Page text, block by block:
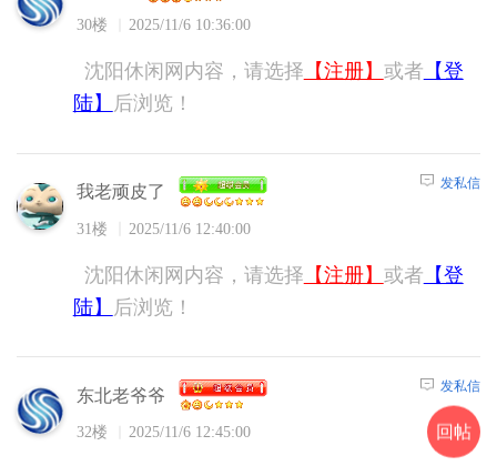
30楼 2025/11/6 10:36:00
沈阳休闲网内容，请选择 【注册】 或者 【登
陆】
后浏览！
我老顽皮了
31楼 2025/11/6 12:40:00
发私信
沈阳休闲网内容，请选择 【注册】 或者 【登
陆】
后浏览！
东北老爷爷
32楼 2025/11/6 12:45:00
发私信
回帖